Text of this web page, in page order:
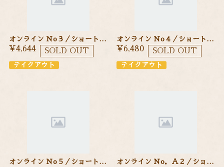
オンライン Ｎo３／ショートケーキ １２cm 季節のフルーツを使ったショートケーキ
¥4,644 SOLD OUT
テイクアウト
オンライン Ｎo４／ショートケーキ １５cm 季節のフルーツを使ったショートケーキ
¥6,480 SOLD OUT
テイクアウト
オンライン Ｎo５／ショートケーキ １５cm 季節のフルーツを使ったショートケーキ オンライン Ｎo．Ａ２／ショートケーキ １５cm 季節のフルーツを使ったショートケーキ